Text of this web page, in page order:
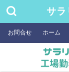
サラ
お問合せ ホーム